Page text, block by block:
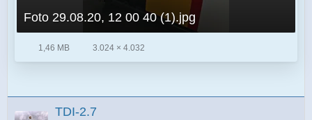
Foto 29.08.20, 12 00 40 (1).jpg
1,46 MB 3.024 × 4.032
TDI-2.7